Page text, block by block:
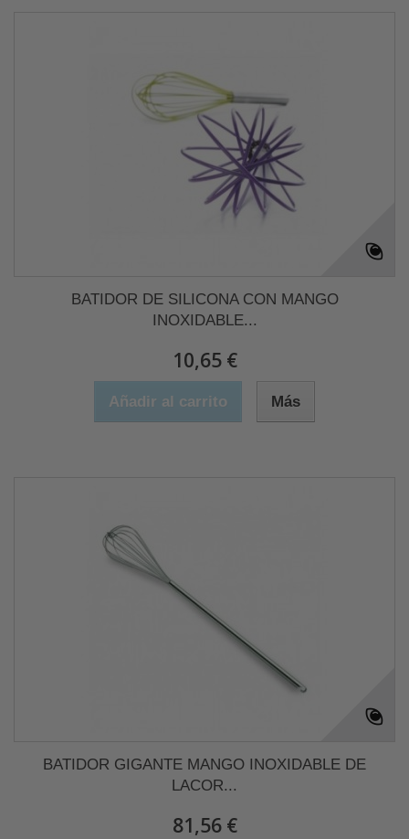
BATIDOR DE SILICONA CON MANGO
INOXIDABLE...
10,65 €
Añadir al carrito Más
BATIDOR GIGANTE MANGO INOXIDABLE DE
LACOR...
81,56 €